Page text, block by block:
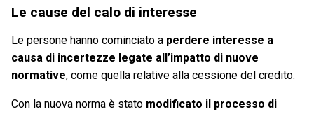
Le cause del calo di interesse
Le persone hanno cominciato a perdere interesse a
causa di incertezze legate all’impatto di nuove
normative, come quella relative alla cessione del credito.
Con la nuova norma è stato modificato il processo di